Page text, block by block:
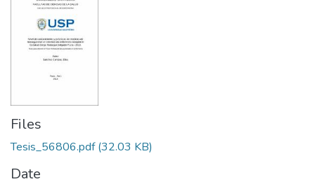
Files
Tesis_56806.pdf(32.03 KB)
Date